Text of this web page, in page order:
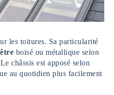
les toitures. Sa particularité
boisé ou métallique selon
châssis est apposé selon
au quotidien plus facilement